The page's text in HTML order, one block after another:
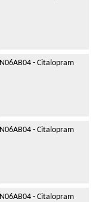
N06AB04 - Citalopram
N06AB04 - Citalopram
N06AB04 - Citalopram